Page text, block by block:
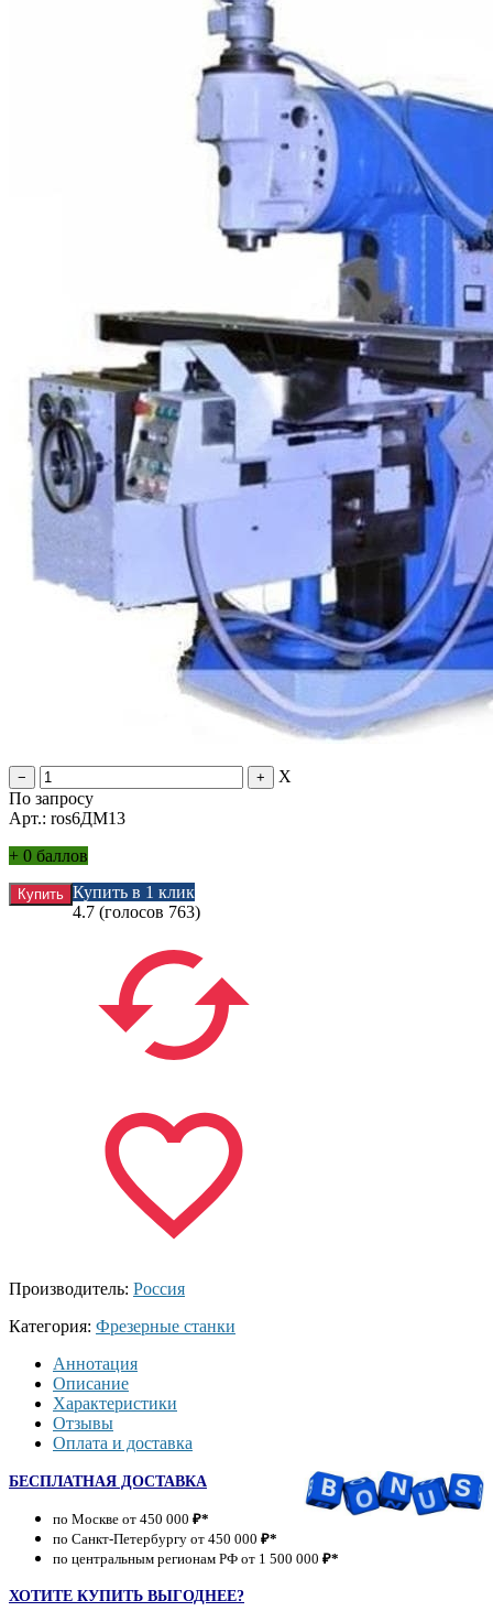
X
По запросу
Арт.: ros6ДМ13
+ 0 баллов
Купить в 1 клик
4.7 (голосов 763)
Производитель: Россия
Категория: Фрезерные станки
Аннотация
Описание
Характеристики
Отзывы
Оплата и доставка
БЕСПЛАТНАЯ ДОСТАВКА
по Москве от 450 000 ₽*
по Санкт-Петербургу от 450 000 ₽*
по центральным регионам РФ от 1 500 000 ₽*
ХОТИТЕ КУПИТЬ ВЫГОДНЕЕ?